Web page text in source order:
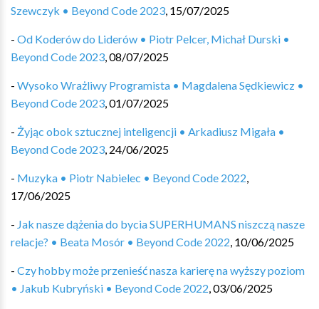
Szewczyk • Beyond Code 2023, 15/07/2025
- Od Koderów do Liderów • Piotr Pelcer, Michał Durski •
Beyond Code 2023,08/07/2025
- Wysoko Wrażliwy Programista • Magdalena Sędkiewicz •
Beyond Code 2023,01/07/2025
- Żyjąc obok sztucznej inteligencji • Arkadiusz Migała •
Beyond Code 2023, 24/06/2025
- Muzyka • Piotr Nabielec • Beyond Code 2022,
17/06/2025
- Jak nasze dążenia do bycia SUPERHUMANS niszczą nasze
relacje? • Beata Mosór • Beyond Code 2022, 10/06/2025
- Czy hobby może przenieść nasza karierę na wyższy poziom
• Jakub Kubryński • Beyond Code 2022,03/06/2025